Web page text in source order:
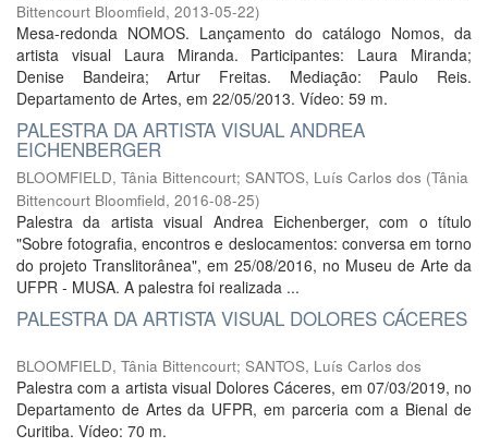
Bittencourt Bloomfield, 2013-05-22)
Mesa-redonda NOMOS. Lançamento do catálogo Nomos, da
artista visual Laura Miranda. Participantes: Laura Miranda;
Denise Bandeira; Artur Freitas. Mediação: Paulo Reis.
Departamento de Artes, em 22/05/2013. Vídeo: 59 m.
PALESTRA DA ARTISTA VISUAL ANDREA
EICHENBERGER
BLOOMFIELD, Tânia Bittencourt; SANTOS, Luís Carlos dos (Tânia
Bittencourt Bloomfield, 2016-08-25)
Palestra da artista visual Andrea Eichenberger, com o título
"Sobre fotografia, encontros e deslocamentos: conversa em torno
do projeto Translitorânea", em 25/08/2016, no Museu de Arte da
UFPR - MUSA. A palestra foi realizada ...
PALESTRA DA ARTISTA VISUAL DOLORES CÁCERES
BLOOMFIELD, Tânia Bittencourt; SANTOS, Luís Carlos dos
Palestra com a artista visual Dolores Cáceres, em 07/03/2019, no
Departamento de Artes da UFPR, em parceria com a Bienal de
Curitiba. Vídeo: 70 m.